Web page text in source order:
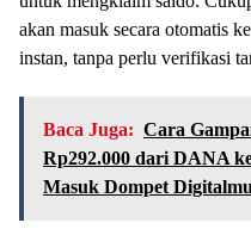
akan masuk secara otomatis
instan, tanpa perlu verifikasi
Baca Juga: Cara
Rp292.000 dari DANA
Masuk Dompet